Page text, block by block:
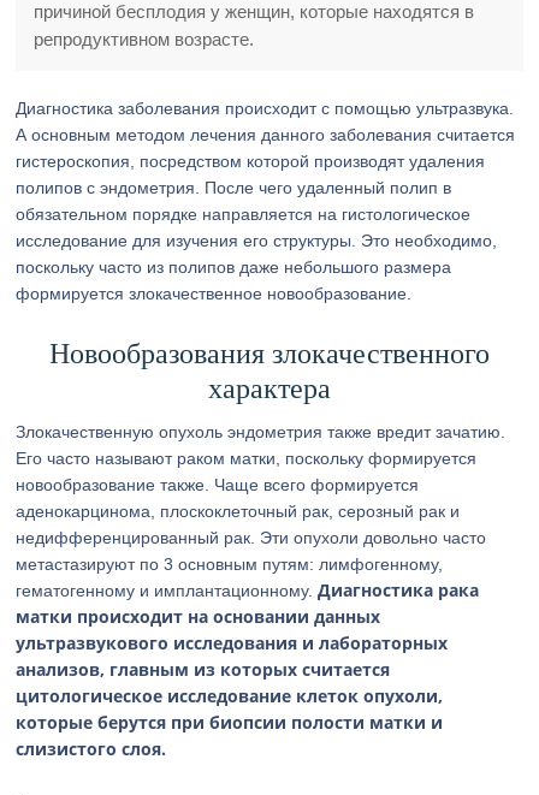
причиной бесплодия у женщин, которые находятся в
репродуктивном возрасте.
Диагностика заболевания происходит с помощью ультразвука.
А основным методом лечения данного заболевания считается
гистероскопия, посредством которой производят удаления
полипов с эндометрия. После чего удаленный полип в
обязательном порядке направляется на гистологическое
исследование для изучения его структуры. Это необходимо,
поскольку часто из полипов даже небольшого размера
формируется злокачественное новообразование.
Новообразования злокачественного
характера
Злокачественную опухоль эндометрия также вредит зачатию.
Его часто называют раком матки, поскольку формируется
новообразование также. Чаще всего формируется
аденокарцинома, плоскоклеточный рак, серозный рак и
недифференцированный рак. Эти опухоли довольно часто
метастазируют по 3 основным путям: лимфогенному,
гематогенному и имплантационному.Диагностика рака
матки происходит на основании данных
ультразвукового исследования и лабораторных
анализов, главным из которых считается
цитологическое исследование клеток опухоли,
которые берутся при биопсии полости матки и
слизистого слоя.